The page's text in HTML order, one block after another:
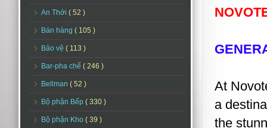
An Thới ( 52 )
Bán hàng ( 105 )
Bảo vệ ( 113 )
Bar-pha chế ( 246 )
Bellman ( 52 )
Bộ phận Bếp ( 330 )
Bộ phận Kho ( 39 )
At
a
the